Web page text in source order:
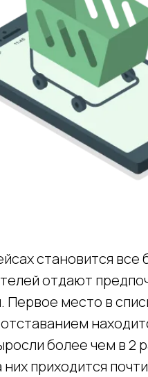
становится
отдают
место в
более чем в
приходится